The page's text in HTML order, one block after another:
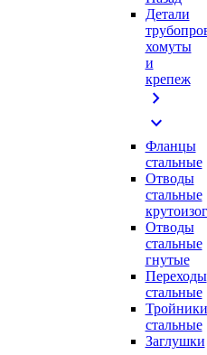
Детали
хомуты
и
крепеж
chevron_right
expand_more
Фланцы
стальные
Отводы
стальные
Отводы
стальные
гнутые
Переходы
стальные
Тройники
стальные
Заглушки